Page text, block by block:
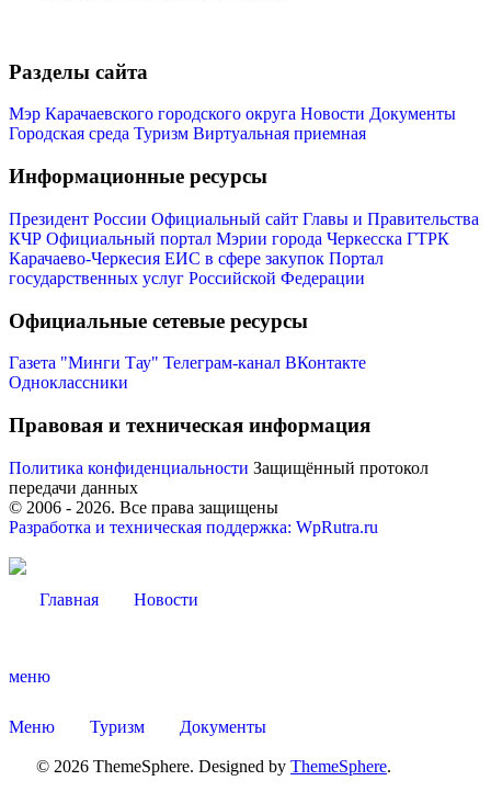
Разделы сайта
Мэр Карачаевского городского округа Новости Документы
Городская среда Туризм Виртуальная приемная
Информационные ресурсы
Президент России Официальный сайт Главы и Правительства
КЧР Официальный портал Мэрии города Черкесска ГТРК
Карачаево-Черкесия ЕИС в сфере закупок Портал
государственных услуг Российской Федерации
Официальные сетевые ресурсы
Газета "Минги Тау" Телеграм-канал ВКонтакте
Одноклассники
Правовая и техническая информация
Политика конфиденциальности Защищённый протокол
передачи данных
© 2006 - 2026. Все права защищены
Разработка и техническая поддержка: WpRutra.ru
Главная Новости
меню
Меню Туризм Документы
© 2026 ThemeSphere. Designed by ThemeSphere.
Мэр